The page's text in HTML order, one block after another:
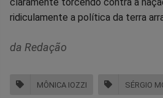
claramente torcendo contra a
ridiculamente a política da terra
da Redação
MÔNICA IOZZI SÉRGIO